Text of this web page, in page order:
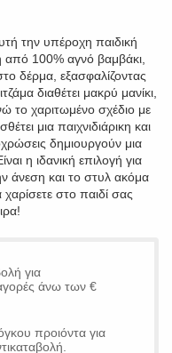
την υπέροχη παιδική
από 100% αγνό βαμβάκι,
δέρμα, εξασφαλίζοντας
διαθέτει μακρύ μανίκι,
το χαριτωμένο σχέδιο με
μια παιχνιδιάρικη και
δημιουργούν μια
η ιδανική επιλογή για
άνεση και το στυλ ακόμα
στο παιδί σας
για
άνω των €
προιόντα για